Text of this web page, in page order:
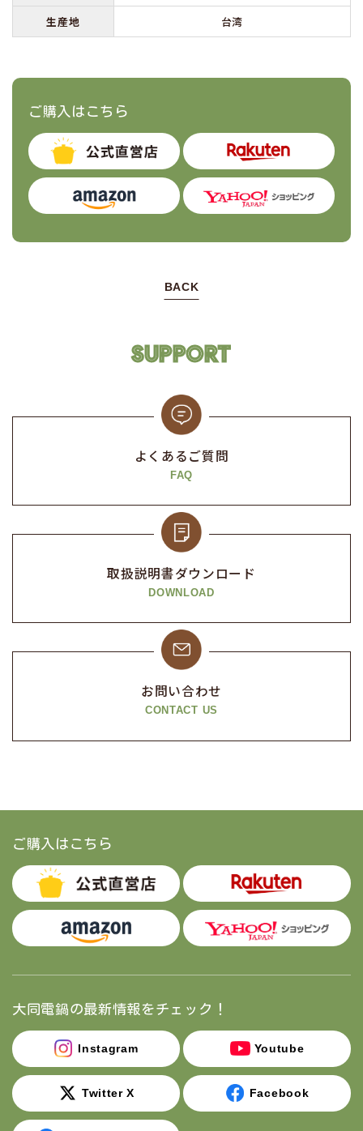
生産地
台湾
ご購入はこちら
BACK
SUPPORT
よくあるご質問
FAQ
取扱説明書ダウンロード
DOWNLOAD
お問い合わせ
CONTACT US
ご購入はこちら
大同電鍋の最新情報をチェック！
Instagram Youtube
Twitter X Facebook